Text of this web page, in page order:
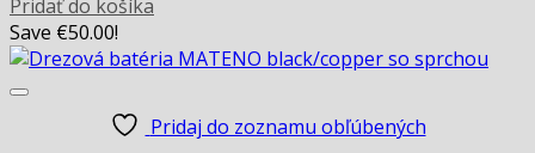
Pridať do košíka
Save €50.00!
Pridaj do zoznamu obľúbených